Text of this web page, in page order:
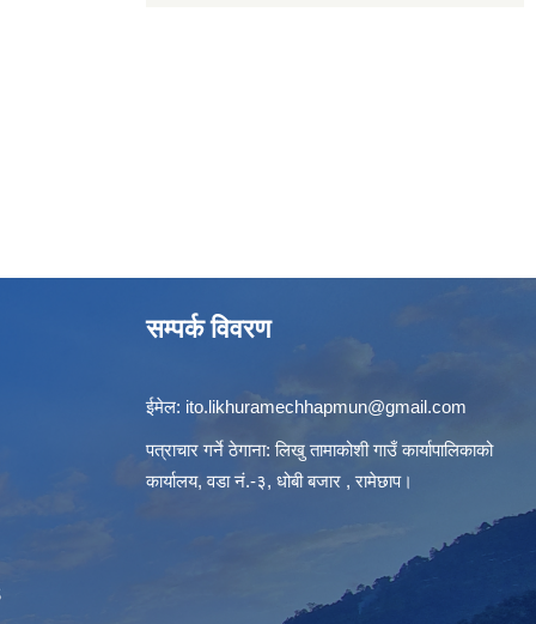
सम्पर्क विवरण
ईमेल: ito.likhuramechhapmun@gmail.com
पत्राचार गर्ने ठेगाना: लिखु तामाकोशी गाउँ कार्यापालिकाको
कार्यालय, वडा नं.-३, धोबी बजार , रामेछाप।